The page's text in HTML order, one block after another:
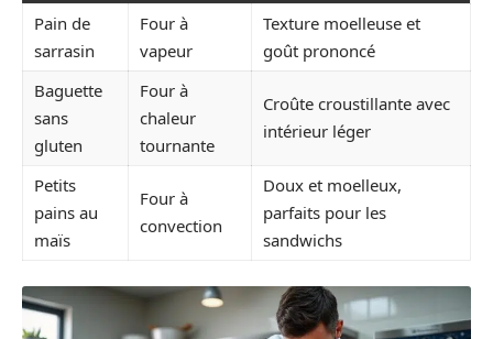
Pain de
sarrasin
Four à
vapeur
Texture moelleuse et
goût prononcé
Baguette
sans
gluten
Four à
chaleur
tournante
Croûte croustillante avec
intérieur léger
Petits
pains au
maïs
Four à
convection
Doux et moelleux,
parfaits pour les
sandwichs